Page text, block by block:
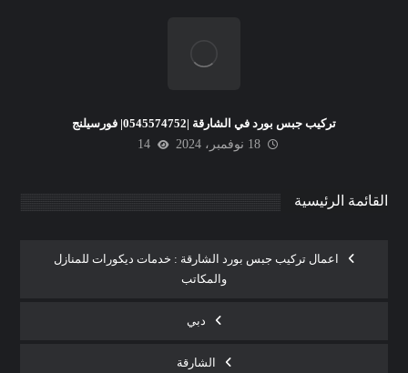
تركيب جبس بورد في الشارقة |0545574752| فورسيلنج
18 نوفمبر، 2024
14
القائمة الرئيسية
اعمال تركيب جبس بورد الشارقة : خدمات ديكورات للمنازل
والمكاتب
دبي
الشارقة